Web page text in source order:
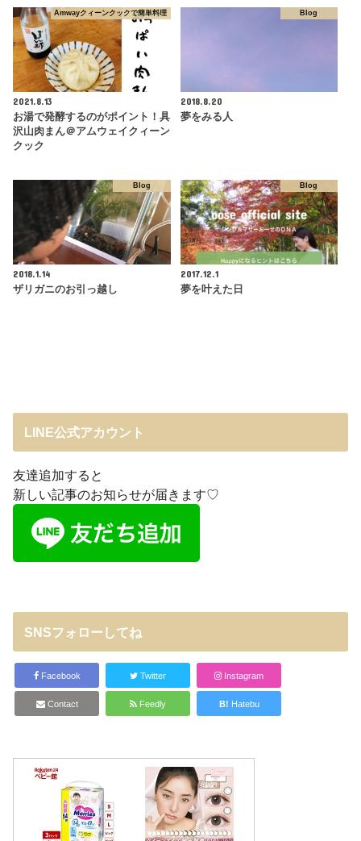
Amwayクィーンクックで簡単料理
2021.8.13
お湯で発酵するのがポイント！具
沢山肉まん＠アムウェイクィーン
クック
Blog
2018.8.20
夢をみる人
Blog
2018.1.14
ザリガニのお引っ越し
Blog
2017.12.1
夢を叶えた日
LINE公式アカウント
友達追加すると
新しい記事のお知らせが届きます♡
SNSフォローしてね
Facebook Twitter Instagram
Contact Feedly B! Hatebu